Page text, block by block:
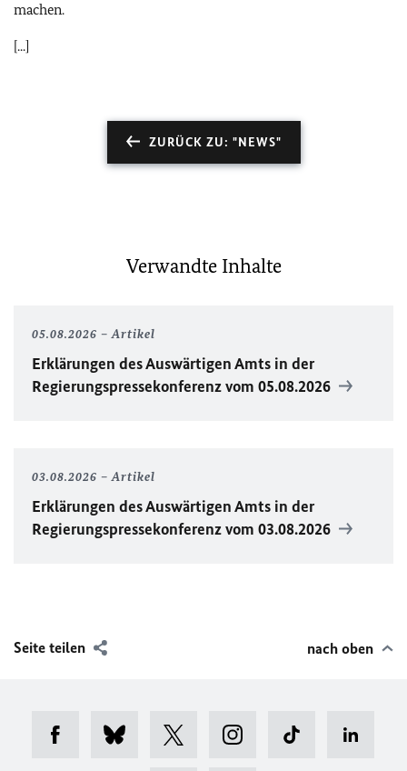
machen.
[...]
ZURÜCK ZU: "NEWS"
Verwandte Inhalte
05.08.2026 Artikel
Erklärungen des Auswärtigen Amts in der
Regierungspressekonferenz vom 05.08.2026
03.08.2026 Artikel
Erklärungen des Auswärtigen Amts in der
Regierungspressekonferenz vom 03.08.2026
Seite teilen nach oben